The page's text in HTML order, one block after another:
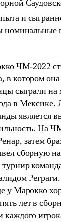
и
номинальные
ЧМ-2022
в котором
сыграли на
в
является
На
затем
сборную
у Марокко
лет в
каждого